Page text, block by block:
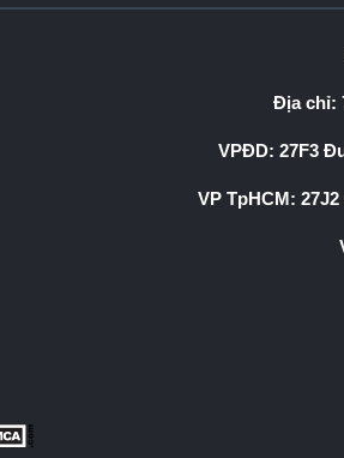
Địa chỉ:
VPĐD: 27F3
VP TpHCM: